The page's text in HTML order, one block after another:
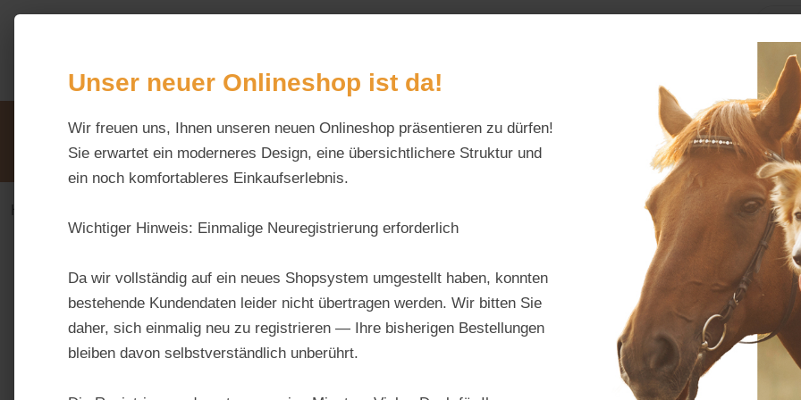
Hauptinhalt springen
Zur Suche springen
Alles fürs
Unsere VorteileBeratung via WhatsApp:
0176 / 99 66 31 80
Schreiben Sie uns:
info@tierfutter-fischer.de
Öffnungszeiten:
Mo–Fr: 9–18 Uhr ·
Haus & Hoftiere
Hersteller:
Regulärer
Unser neuer Onlineshop ist da!
Wir freuen uns, Ihnen unseren neuen Onlineshop präsentieren zu dürfen!
Sie erwartet ein moderneres Design, eine übersichtlichere Struktur und
ein noch komfortableres Einkaufserlebnis.
Wichtiger Hinweis: Einmalige Neuregistrierung erforderlich
Da wir vollständig auf ein neues Shopsystem umgestellt haben, konnten
bestehende Kundendaten leider nicht übertragen werden. Wir bitten Sie
daher, sich einmalig neu zu registrieren — Ihre bisherigen Bestellungen
bleiben davon selbstverständlich unberührt.